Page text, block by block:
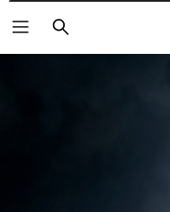
Suchen